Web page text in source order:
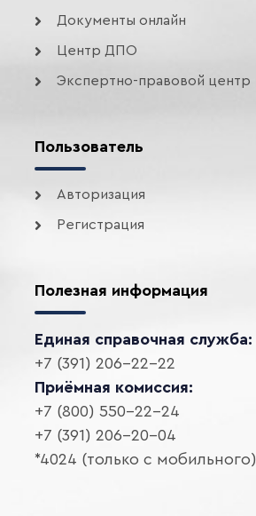
Документы онлайн
Центр ДПО
Экспертно-правовой центр
Пользователь
Авторизация
Регистрация
Полезная информация
Единая справочная служба:
+7 (391) 206-22-22
Приёмная комиссия:
+7 (800) 550-22-24
+7 (391) 206-20-04
*4024 (только с мобильного)